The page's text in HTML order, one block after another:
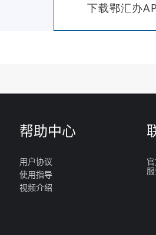
下载鄂汇办
帮助中心
用户协议
使用指导
视频介绍